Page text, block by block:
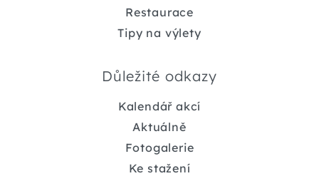
Restaurace
Tipy na výlety
Důležité odkazy
Kalendář akcí
Aktuálně
Fotogalerie
Ke stažení